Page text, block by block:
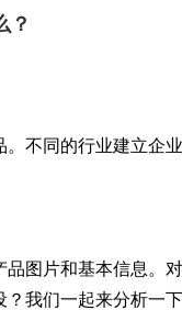
？
。不同的行业建立企
图片和基本信息。
我们一起来分析一下